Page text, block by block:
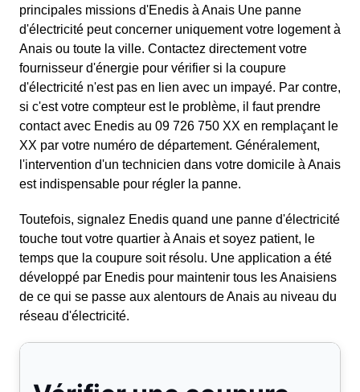
principales missions d'Enedis à Anais Une panne
d'électricité peut concerner uniquement votre logement à
Anais ou toute la ville. Contactez directement votre
fournisseur d'énergie pour vérifier si la coupure
d'électricité n'est pas en lien avec un impayé. Par contre,
si c'est votre compteur est le problème, il faut prendre
contact avec Enedis au 09 726 750 XX en remplaçant le
XX par votre numéro de département. Généralement,
l'intervention d'un technicien dans votre domicile à Anais
est indispensable pour régler la panne.
Toutefois, signalez Enedis quand une panne d'électricité
touche tout votre quartier à Anais et soyez patient, le
temps que la coupure soit résolu. Une application a été
développé par Enedis pour maintenir tous les Anaisiens
de ce qui se passe aux alentours de Anais au niveau du
réseau d'électricité.